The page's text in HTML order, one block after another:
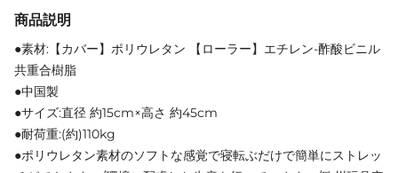
商品説明
●素材:【カバー】ポリウレタン 【ローラー】エチレン-酢酸ビニル
共重合樹脂
●中国製
●サイズ:直径 約15cm×高さ 約45cm
●耐荷重:(約)110kg
●ポリウレタン素材のソフトな感覚で寝転ぶだけで簡単にストレッ